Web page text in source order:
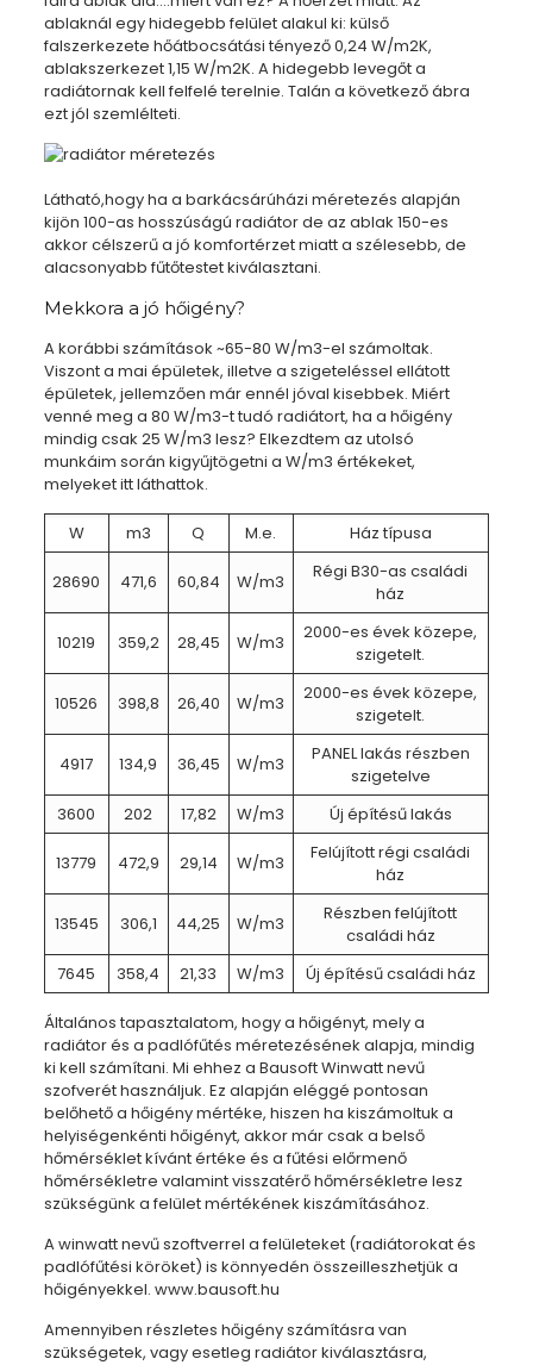
ablaknál egy hidegebb felület alakul ki: külső
falszerkezete hőátbocsátási tényező 0,24 W/m2K,
ablakszerkezet 1,15 W/m2K. A hidegebb levegőt a
radiátornak kell felfelé terelnie. Talán a következő ábra
ezt jól szemlélteti.
Látható,hogy ha a barkácsárúházi méretezés alapján
kijön 100-as hosszúságú radiátor de az ablak 150-es
akkor célszerű a jó komfortérzet miatt a szélesebb, de
alacsonyabb fűtőtestet kiválasztani.
Mekkora a jó hőigény?
A korábbi számítások ~65-80 W/m3-el számoltak.
Viszont a mai épületek, illetve a szigeteléssel ellátott
épületek, jellemzően már ennél jóval kisebbek. Miért
venné meg a 80 W/m3-t tudó radiátort, ha a hőigény
mindig csak 25 W/m3 lesz? Elkezdtem az utolsó
munkáim során kigyűjtögetni a W/m3 értékeket,
melyeket itt láthattok.
W m3 Q M.e. Ház típusa
28690 471,6 60,84 W/m3
Régi B30-as családi
ház
10219 359,2 28,45 W/m3
2000-es évek közepe,
szigetelt.
10526 398,8 26,40 W/m3
2000-es évek közepe,
szigetelt.
4917 134,9 36,45 W/m3
PANEL lakás részben
szigetelve
3600
202 17,82 W/m3 Új építésű lakás
13779 472,9 29,14 W/m3
Felújított régi családi
ház
13545 306,1 44,25 W/m3
Részben felújított
családi ház
7645
358,4 21,33 W/m3 Új építésű családi ház
Általános tapasztalatom, hogy a hőigényt, mely a
radiátor és a padlófűtés méretezésének alapja, mindig
ki kell számítani. Mi ehhez a Bausoft Winwatt nevű
szofverét használjuk. Ez alapján eléggé pontosan
belőhető a hőigény mértéke, hiszen ha kiszámoltuk a
helyiségenkénti hőigényt, akkor már csak a belső
hőmérséklet kívánt értéke és a fűtési előrmenő
hőmérsékletre valamint visszatérő hőmérsékletre lesz
szükségünk a felület mértékének kiszámításához.
A winwatt nevű szoftverrel a felületeket (radiátorokat és
padlófűtési köröket) is könnyedén összeilleszhetjük a
hőigényekkel. www.bausoft.hu
Amennyiben részletes hőigény számításra van
szükségetek, vagy esetleg radiátor kiválasztásra,